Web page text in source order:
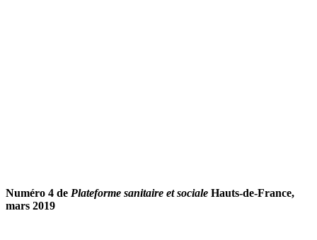
Numéro 4 de Plateforme sanitaire et sociale Hauts-de-France,
mars 2019